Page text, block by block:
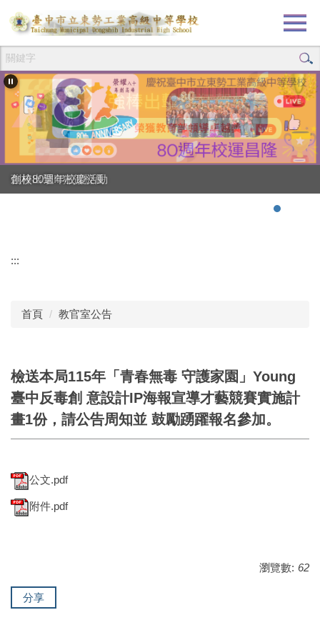
跳
到
要
內
容
區
創校80週年校慶活動
強棒出擊!!!狂賀校長
:::
首頁 教官室公告
檢送本局115年「青春無毒 守護家園」Young
臺中反毒創 意設計IP海報宣導才藝競賽實施計
畫1份，請公告周知並 鼓勵踴躍報名參加。
公文.pdf
附件.pdf
瀏覽數: 62
分享